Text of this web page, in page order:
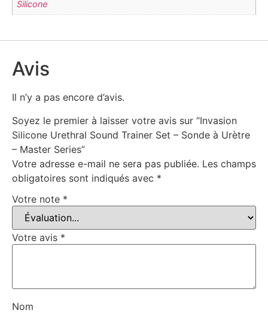
Silicone
Avis
Il n’y a pas encore d’avis.
Soyez le premier à laisser votre avis sur “Invasion
Silicone Urethral Sound Trainer Set – Sonde à Urètre
– Master Series”
Votre adresse e-mail ne sera pas publiée. Les champs
obligatoires sont indiqués avec *
Votre note *
Votre avis *
Nom